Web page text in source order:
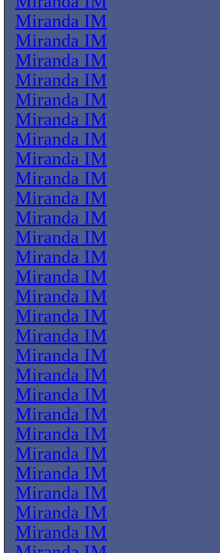
Miranda IM
Miranda IM
Miranda IM
Miranda IM
Miranda IM
Miranda IM
Miranda IM
Miranda IM
Miranda IM
Miranda IM
Miranda IM
Miranda IM
Miranda IM
Miranda IM
Miranda IM
Miranda IM
Miranda IM
Miranda IM
Miranda IM
Miranda IM
Miranda IM
Miranda IM
Miranda IM
Miranda IM
Miranda IM
Miranda IM
Miranda IM